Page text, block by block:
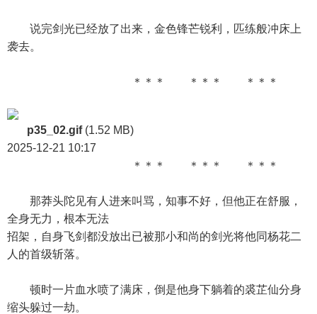
说完剑光已经放了出来，金色锋芒锐利，匹练般冲床上
袭去。
＊＊＊ ＊＊＊ ＊＊＊
p35_02.gif(1.52 MB)
2025-12-21 10:17
＊＊＊ ＊＊＊ ＊＊＊
那莽头陀见有人进来叫骂，知事不好，但他正在舒服，
全身无力，根本无法
招架，自身飞剑都没放出已被那小和尚的剑光将他同杨花二
人的首级斩落。
顿时一片血水喷了满床，倒是他身下躺着的裘芷仙分身
缩头躲过一劫。